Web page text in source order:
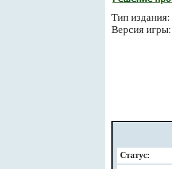
Тип издания:
Версия
Статус: